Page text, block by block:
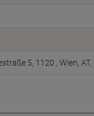
5, 1120 , Wien,